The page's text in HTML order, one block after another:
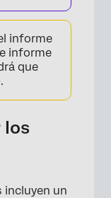
informe
informe
que
los
incluyen un